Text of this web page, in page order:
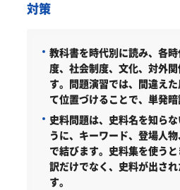
対策
教科書を時代別に読み、各
度、社会制度、文化、対外
す。問題演習では、間違え
て位置づけることで、単発暗
史料問題は、史料名を知ら
うに、キーワード、登場人
で結びます。史料集を使う
訳だけでなく、史料が出さ
す。